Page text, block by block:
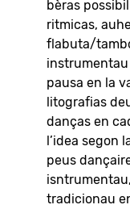
bèras
ritmicas,
flabuta/
pausa en la
litografias
danças en
l’idea segon
peus
tradicionau